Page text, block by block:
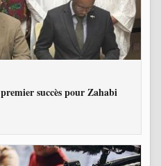
succès pour Zahabi